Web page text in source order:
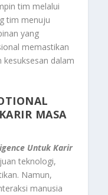
tim melalui
tim menuju
yang
memastikan
dalam
MASA
Untuk Karir
teknologi,
Namun,
manusia